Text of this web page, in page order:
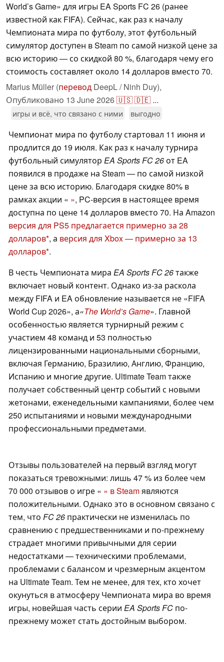
World’s Game» для игры EA Sports FC 26 (ранее
известной как FIFA). Сейчас, как раз к началу
Чемпионата мира по футболу, этот футбольный
симулятор доступен в Steam по самой низкой цене за
всю историю — со скидкой 80 %, благодаря чему его
стоимость составляет около 14 долларов вместо 70.
Marius Müller (перевод DeepL / Ninh Duy),
Опубликовано 13 June 2026🇺🇸🇩🇪 ...
игры и всё, что связано с ними выгодно
Чемпионат мира по футболу стартовал 11 июня и
продлится до 19 июля. Как раз к началу турнира
футбольный симулятор EA Sports FC 26от EA
появился в продаже на Steam — по самой низкой
цене за всю историю. Благодаря скидке 80% в
рамках акции « », PC-версия в настоящее время
доступна по цене 14 долларов вместо 70. На Amazon
версия для PS5 предлагается примерно за 28
долларов , а версия для Xbox — примерно за 13
долларов .
В честь Чемпионата мира EA Sports FC 26также
включает новый контент. Однако из-за раскола
между FIFA и EA обновление называется не «FIFA
World Cup 2026», а«The World’s Game». Главной
особенностью является турнирный режим с
участием 48 команд и 53 полностью
лицензированными национальными сборными,
включая Германию, Бразилию, Англию, Францию,
Испанию и многие другие. Ultimate Team также
получает собственный центр событий с новыми
жетонами, еженедельными кампаниями, более чем
250 испытаниями и новыми международными
профессиональными предметами.
Отзывы пользователей на первый взгляд могут
показаться тревожными: лишь 47 % из более чем
70 000 отзывов о игре « » в Steamявляются
положительными. Однако это в основном связано с
тем, что FC 26 практически не изменилась по
сравнению с предшественниками и по-прежнему
страдает многими привычными для серии
недостатками — техническими проблемами,
проблемами с балансом и чрезмерным акцентом
на Ultimate Team. Тем не менее, для тех, кто хочет
окунуться в атмосферу Чемпионата мира во время
игры, новейшая часть серии EA Sports FC по-
прежнему может стать достойным выбором.